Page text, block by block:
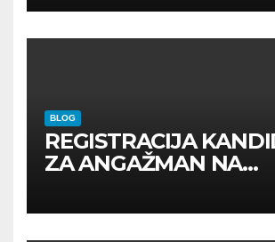
BLOG
REGISTRACIJA
ZA ANGAŽMAN NA